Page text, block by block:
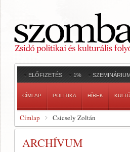
ELŐFIZETÉS 1%
CÍMLAP POLITIKA HÍREK
Címlap Csicsely Zoltán
ARCHÍVUM